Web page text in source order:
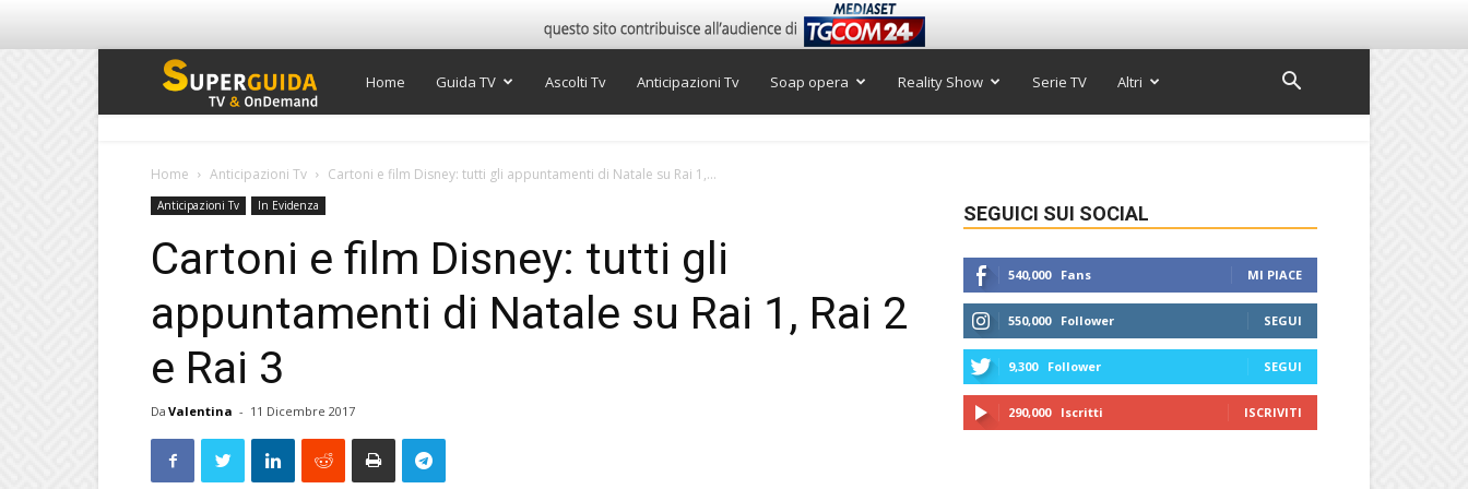
Super
Home Guida TV Ascolti Tv Anticipazioni Tv Soap opera Reality Show Serie TV Altri
Home Anticipazioni Tv Cartoni e film Disney: tutti gli appuntamenti di Natale su Rai 1,...
Anticipazioni Tv In Evidenza
Cartoni e film Disney: tutti gli
appuntamenti di Natale su Rai 1, Rai 2
e Rai 3
Da Valentina - 11 Dicembre 2017
SEGUICI SUI SOCIAL
540,000 Fans MI PIACE
550,000 Follower SEGUI
9,300 Follower SEGUI
290,000 Iscritti ISCRIVITI